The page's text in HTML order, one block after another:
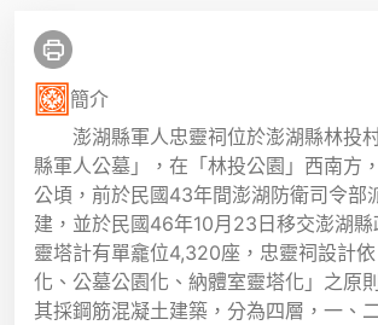
簡介
澎湖縣軍人忠靈祠位於澎湖縣林投
縣軍人公墓」，在「林投公園」西南方
公頃，前於民國43年間澎湖防衛司令部
建，並於民國46年10月23日移交澎湖縣
靈塔計有單龕位4,320座，忠靈祠設計
化、公墓公園化、納體室靈塔化」之原
其採鋼筋混凝土建築，分為四層，一、